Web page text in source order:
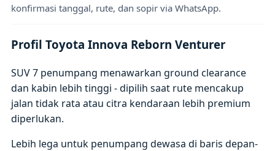
konfirmasi tanggal, rute, dan sopir via WhatsApp.
Profil Toyota Innova Reborn Venturer
SUV 7 penumpang menawarkan ground clearance
dan kabin lebih tinggi - dipilih saat rute mencakup
jalan tidak rata atau citra kendaraan lebih premium
diperlukan.
Lebih lega untuk penumpang dewasa di baris depan-